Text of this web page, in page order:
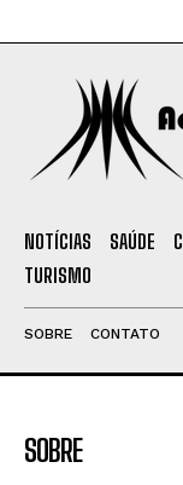
NOTÍCIAS SAÚDE
TURISMO
SOBRE CONTATO
SOBRE